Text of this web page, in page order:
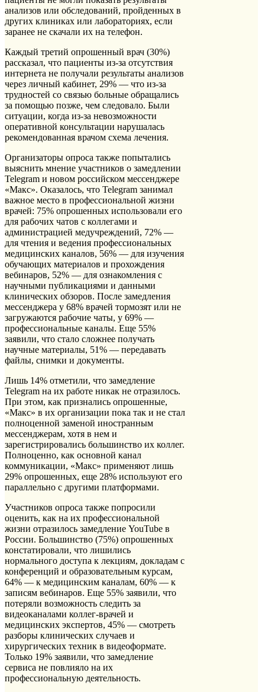
анализов или обследований, пройденных в
других клиниках или лабораториях, если
заранее не скачали их на телефон.
Каждый третий опрошенный врач (30%)
рассказал, что пациенты из-за отсутствия
интернета не получали результаты анализов
через личный кабинет, 29% — что из-за
трудностей со связью больные обращались
за помощью позже, чем следовало. Были
ситуации, когда из-за невозможности
оперативной консультации нарушалась
рекомендованная врачом схема лечения.
Организаторы опроса также попытались
выяснить мнение участников о замедлении
Telegram и новом российском мессенджере
«Макс». Оказалось, что Telegram занимал
важное место в профессиональной жизни
врачей: 75% опрошенных использовали его
для рабочих чатов с коллегами и
администрацией медучреждений, 72% —
для чтения и ведения профессиональных
медицинских каналов, 56% — для изучения
обучающих материалов и прохождения
вебинаров, 52% — для ознакомления с
научными публикациями и данными
клинических обзоров. После замедления
мессенджера у 68% врачей тормозят или не
загружаются рабочие чаты, у 69% —
профессиональные каналы. Еще 55%
заявили, что стало сложнее получать
научные материалы, 51% — передавать
файлы, снимки и документы.
Лишь 14% отметили, что замедление
Telegram на их работе никак не отразилось.
При этом, как признались опрошенные,
«Макс» в их организации пока так и не стал
полноценной заменой иностранным
мессенджерам, хотя в нем и
зарегистрировались большинство их коллег.
Полноценно, как основной канал
коммуникации, «Макс» применяют лишь
29% опрошенных, еще 28% используют его
параллельно с другими платформами.
Участников опроса также попросили
оценить, как на их профессиональной
жизни отразилось замедление YouTube в
России. Большинство (75%) опрошенных
констатировали, что лишились
нормального доступа к лекциям, докладам с
конференций и образовательным курсам,
64% — к медицинским каналам, 60% — к
записям вебинаров. Еще 55% заявили, что
потеряли возможность следить за
видеоканалами коллег-врачей и
медицинских экспертов, 45% — смотреть
разборы клинических случаев и
хирургических техник в видеоформате.
Только 19% заявили, что замедление
сервиса не повлияло на их
профессиональную деятельность.